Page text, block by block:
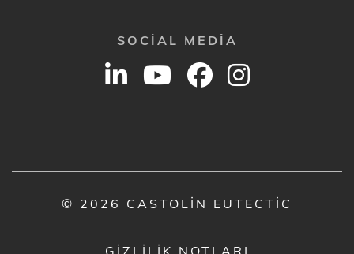
SOCIAL MEDIA
© 2026 CASTOLIN EUTECTIC